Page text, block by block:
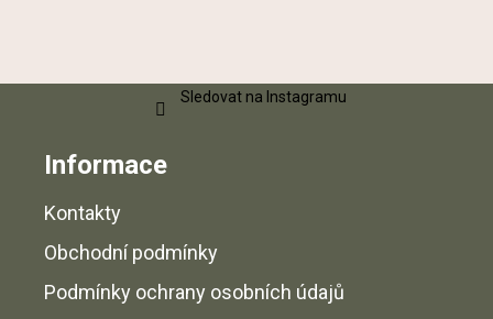
í
Sledovat na Instagramu
Informace
Kontakty
Obchodní podmínky
Podmínky ochrany osobních údajů